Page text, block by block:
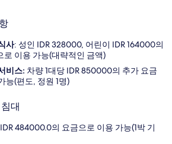
사: 성인 IDR 328000, 어린이 IDR 164000의
로 이용 가능(대략적인 금액)
비스: 차량 1대당 IDR 850000의 추가 요금
능(편도, 정원 1명)
대
484000.0의 요금으로 이용 가능(1박 기